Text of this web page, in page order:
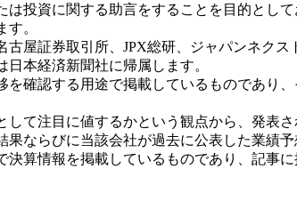
投資に関する助言をすることを目的として
。
証券取引所、JPX総研、ジャパンネクス
本経済新聞社に帰属します。
確認する用途で掲載しているものであり
て注目に値するかという観点から、発表
ならびに当該会社が過去に公表した業績
算情報を掲載しているものであり、記事